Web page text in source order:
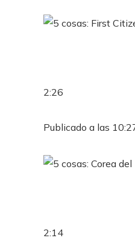
2:26
Publicado a las
2:14